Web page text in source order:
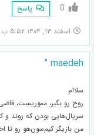
0 پاسخ
اسفند ۱۳, ۱۴۰۴ ۵:۵۲ ب.ظ
maedeh "
سلاام
روح رو بگیر، مموریست،
سریال‌هایی بودن که روند
من بازیگر کیم‌سون‌هو رو تا